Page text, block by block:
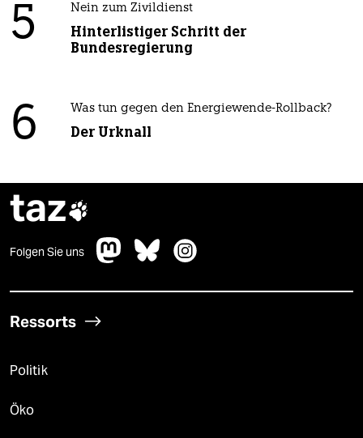
5 Nein zum Zivildienst
Hinterlistiger Schritt der
Bundesregierung
6 Was tun gegen den Energiewende-Rollback?
Der Urknall
taz
Folgen Sie uns
Ressorts
Politik
Öko